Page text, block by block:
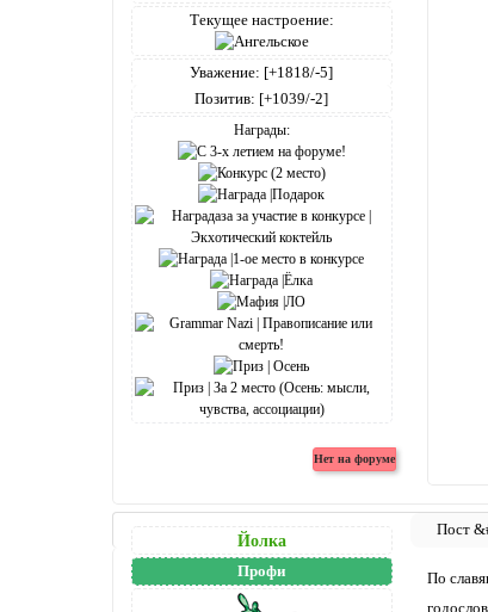
Текущее настроение:
Уважение: [+1818/-5]
Позитив: [+1039/-2]
Награды:
Йолка
Профи
По